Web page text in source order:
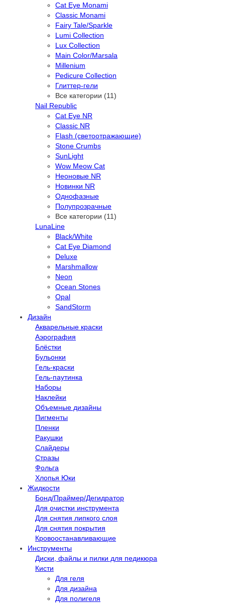
Cat Eye Monami
Classic Monami
Fairy Tale/Sparkle
Lumi Collection
Lux Collection
Main Color/Marsala
Millenium
Pedicure Collection
Глиттер-гели
Все категории (11)
Nail Republic
Cat Eye NR
Classic NR
Flash (светоотражающие)
Stone Crumbs
SunLight
Wow Meow Cat
Неоновые NR
Новинки NR
Однофазные
Полупрозрачные
Все категории (11)
LunaLine
Black/White
Cat Eye Diamond
Deluxe
Marshmallow
Neon
Ocean Stones
Opal
SandStorm
Дизайн
Акварельные краски
Аэрография
Блёстки
Бульонки
Гель-краски
Гель-паутинка
Наборы
Наклейки
Объемные дизайны
Пигменты
Пленки
Ракушки
Слайдеры
Стразы
Фольга
Хлопья Юки
Жидкости
Бонд/Праймер/Дегидратор
Для очистки инструмента
Для снятия липкого слоя
Для снятия покрытия
Кровоостанавливающие
Инструменты
Диски, файлы и пилки для педикюра
Кисти
Для геля
Для дизайна
Для полигеля